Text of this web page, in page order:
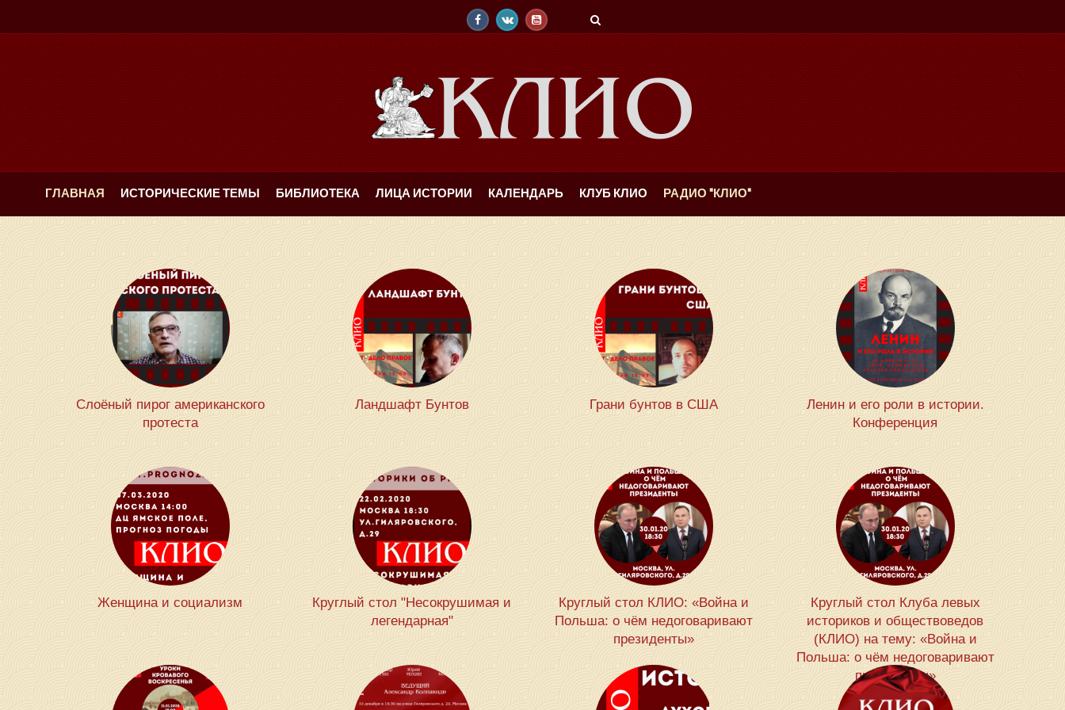
ГЛАВНАЯ ИСТОРИЧЕСКИЕ ТЕМЫ БИБЛИОТЕКА ЛИЦА ИСТОРИИ КАЛЕНДАРЬ КЛУБ КЛИО РАДИО "КЛИО"
Слоёный пирог американского
протеста
Ландшафт Бунтов Грани бунтов в США
Ленин и его роли в истории.
Конференция
Женщина и социализм
Круглый стол "Несокрушимая и
легендарная"
Круглый стол КЛИО: «Война и
Польша: о чём недоговаривают
президенты»
Круглый стол Клуба левых
историков и обществоведов
(КЛИО) на тему: «Война и
Польша: о чём недоговаривают
президенты»